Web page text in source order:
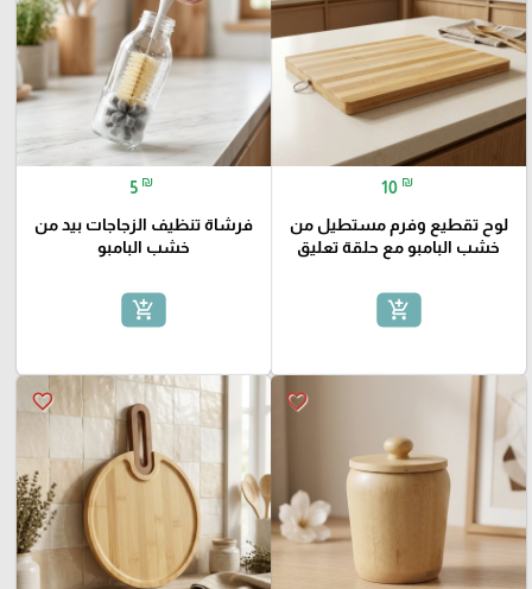
10 ₪
لوح تقطيع وفرم مستطيل من
خشب البامبو مع حلقة تعليق
add_shopping_cart
5 ₪
فرشاة تنظيف الزجاجات بيد من
خشب البامبو
add_shopping_cart
favorite_border
favorite_border